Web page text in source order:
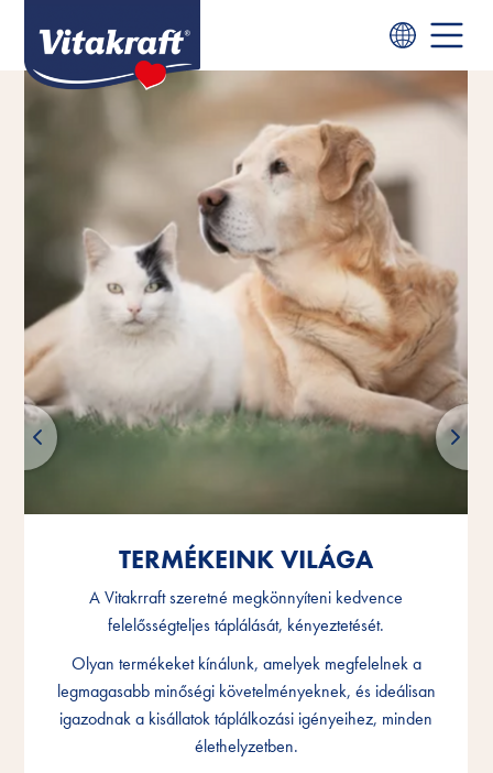
TERMÉKEINK VILÁGA
A Vitakrraft szeretné megkönnyíteni kedvence
felelősségteljes táplálását, kényeztetését.
Olyan termékeket kínálunk, amelyek megfelelnek a
legmagasabb minőségi követelményeknek, és ideálisan
igazodnak a kisállatok táplálkozási igényeihez, minden
élethelyzetben.
TERMÉKEINK VILÁGA
A Vitakrraft szeretné megkönnyíteni kedvence
felelősségteljes táplálását, kényeztetését.
Olyan termékeket kínálunk, amelyek megfelelnek a
legmagasabb minőségi követelményeknek, és ideálisan
igazodnak a kisállatok táplálkozási igényeihez, minden
élethelyzetben.